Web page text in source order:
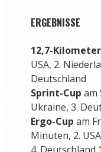
ERGEBNISSE
12,7-
USA, 2.
Deutschland
Sprint-Cup am
Ukraine, 3.
Ergo-Cup am
Minuten, 2.